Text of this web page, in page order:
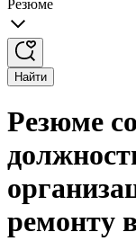
Резюме
Найти
Резюме
ремонту